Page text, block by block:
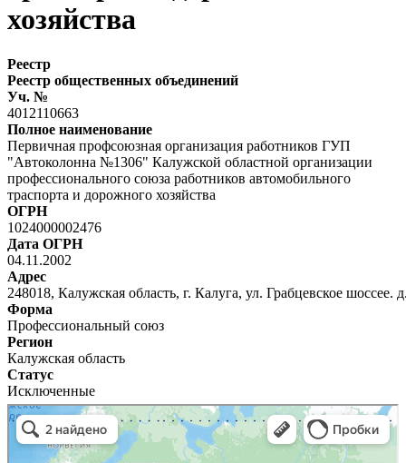
хозяйства
Реестр
Реестр общественных объединений
Уч. №
4012110663
Полное наименование
Первичная профсоюзная организация работников ГУП
"Автоколонна №1306" Калужской областной организации
профессионального союза работников автомобильного
траспорта и дорожного хозяйства
ОГРН
1024000002476
Дата ОГРН
04.11.2002
Адрес
248018, Калужская область, г. Калуга, ул. Грабцевское шоссее.
Форма
Профессиональный союз
Регион
Калужская область
Статус
Исключенные